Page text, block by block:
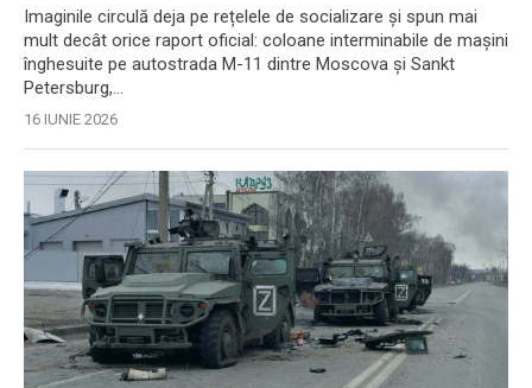
Imaginile circulă deja pe rețelele de socializare și spun mai
mult decât orice raport oficial: coloane interminabile de mașini
înghesuite pe autostrada M-11 dintre Moscova și Sankt
Petersburg,...
16 IUNIE 2026